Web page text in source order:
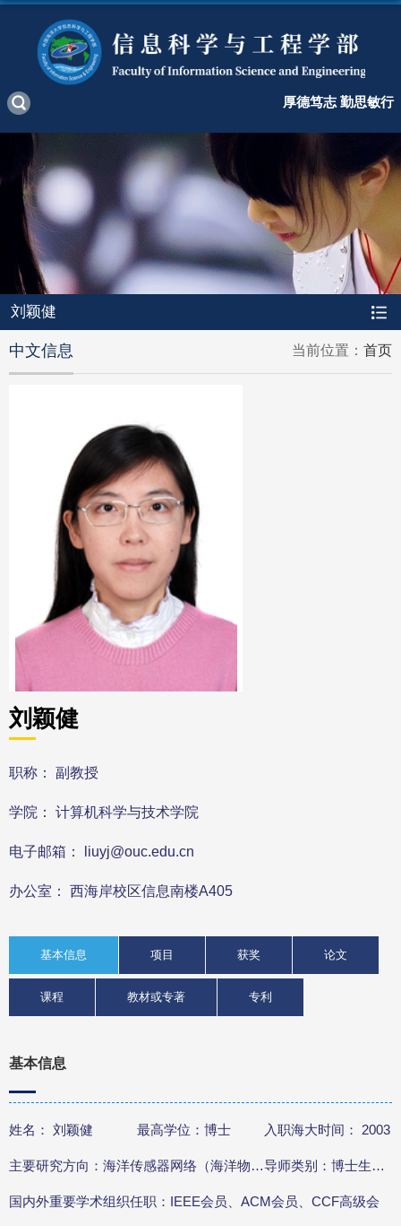
厚德笃志 勤思敏行
刘颖健
当前位置： 首页
中文信息
刘颖健
职称： 副教授
学院： 计算机科学与技术学院
电子邮箱： liuyj@ouc.edu.cn
办公室： 西海岸校区信息南楼A405
基本信息 项目 获奖 论文
课程 教材或专著 专利
基本信息
姓名： 刘颖健 最高学位：博士 入职海大时间： 2003
主要研究方向：海洋传感器网络（海洋物联网）、新型物联网、海洋大数据、人工智能 导师类别：博士生导师
国内外重要学术组织任职：IEEE会员、ACM会员、CCF高级会